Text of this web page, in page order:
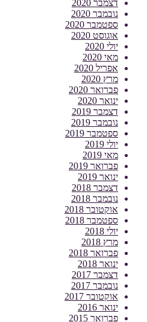
דצמבר 2020
נובמבר 2020
ספטמבר 2020
אוגוסט 2020
יולי 2020
מאי 2020
אפריל 2020
מרץ 2020
פברואר 2020
ינואר 2020
דצמבר 2019
נובמבר 2019
ספטמבר 2019
יולי 2019
מאי 2019
פברואר 2019
ינואר 2019
דצמבר 2018
נובמבר 2018
אוקטובר 2018
ספטמבר 2018
יולי 2018
מרץ 2018
פברואר 2018
ינואר 2018
דצמבר 2017
נובמבר 2017
אוקטובר 2017
ינואר 2016
פברואר 2015